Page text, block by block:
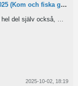
fiska gädda med oss!)
2025-10-02, 18:19